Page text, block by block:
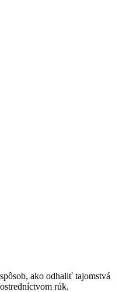
ako odhaliť tajomstvá
rúk.